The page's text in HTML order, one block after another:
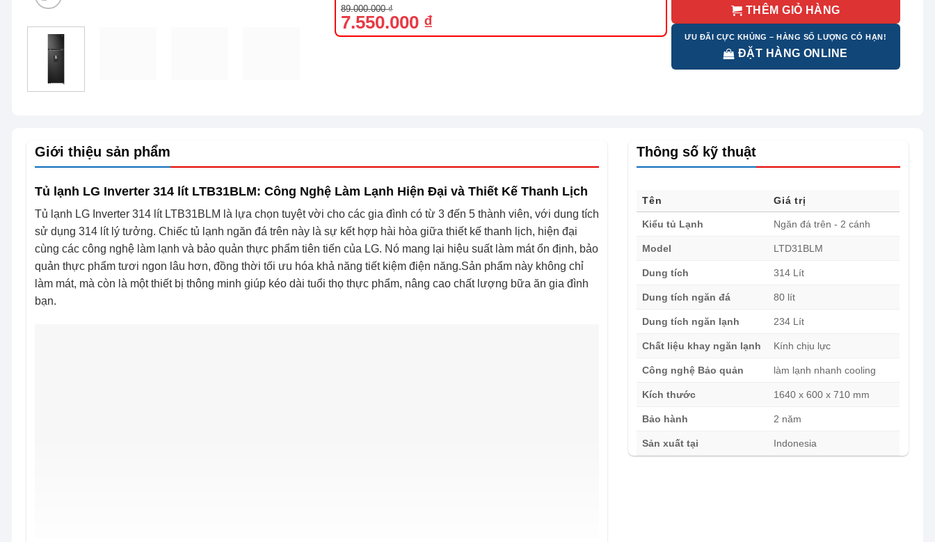
89.000.000₫
Giá
gốc
là:
89.000.000 ₫.
7.550.000 ₫
Giá
hiện
tại
là:
THÊM GIỎ HÀNG
ƯU ĐÃI CỰC KHỦNG – HÀNG SỐ LƯỢNG CÓ HẠN!
ĐẶT HÀNG ONLINE
Giới thiệu sản phẩm
Tủ lạnh LG Inverter 314 lít LTB31BLM: Công Nghệ Làm Lạnh Hiện Đại và Thiết Kế Thanh Lịch
Tủ lạnh LG Inverter 314 lít LTB31BLM là lựa chọn tuyệt vời cho các gia đình có từ 3 đến 5 thành viên, với dung tích
sử dụng 314 lít lý tưởng. Chiếc tủ lạnh ngăn đá trên này là sự kết hợp hài hòa giữa thiết kế thanh lịch, hiện đại
cùng các công nghệ làm lạnh và bảo quản thực phẩm tiên tiến của LG. Nó mang lại hiệu suất làm mát ổn định, bảo
quản thực phẩm tươi ngon lâu hơn, đồng thời tối ưu hóa khả năng tiết kiệm điện năng.Sản phẩm này không chỉ
làm mát, mà còn là một thiết bị thông minh giúp kéo dài tuổi thọ thực phẩm, nâng cao chất lượng bữa ăn gia đình
bạn.
Thông số kỹ thuật
Tên Giá trị
Kiểu tủ Lạnh Ngăn đá trên - 2 cánh
Model LTD31BLM
Dung tích 314 Lít
Dung tích ngăn đá 80 lít
Dung tích ngăn lạnh 234 Lít
Chất liệu khay ngăn lạnh Kính chịu lực
Công nghệ Bảo quản làm lạnh nhanh cooling
Kích thước 1640 x 600 x 710 mm
Bảo hành 2 năm
Sản xuất tại Indonesia